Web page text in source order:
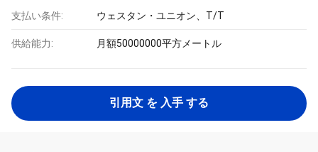
支払い条件: ウェスタン・ユニオン、T/T
供給能力: 月額50000000平方メートル
引用文 を 入手 する